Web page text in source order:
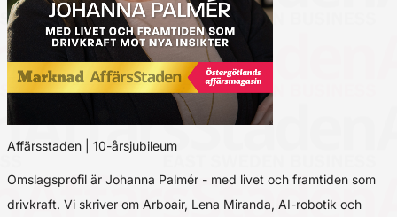
Affärsstaden | 10-årsjubileum
Omslagsprofil är Johanna Palmér - med livet och framtiden som
drivkraft. Vi skriver om Arboair, Lena Miranda, AI-robotik och